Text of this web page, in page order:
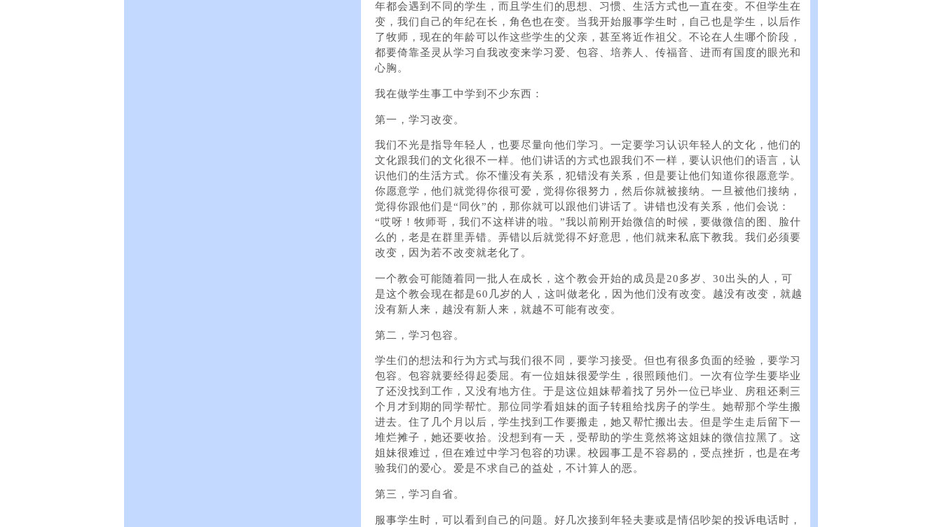
年都会遇到不同的学生，而且学生们的思想、习惯、生活方式也一直在变。不但学生在
变，我们自己的年纪在长，角色也在变。当我开始服事学生时，自己也是学生，以后作
了牧师，现在的年龄可以作这些学生的父亲，甚至将近作祖父。不论在人生哪个阶段，
都要倚靠圣灵从学习自我改变来学习爱、包容、培养人、传福音、进而有国度的眼光和
心胸。
我在做学生事工中学到不少东西：
第一，学习改变。
我们不光是指导年轻人，也要尽量向他们学习。一定要学习认识年轻人的文化，他们的
文化跟我们的文化很不一样。他们讲话的方式也跟我们不一样，要认识他们的语言，认
识他们的生活方式。你不懂没有关系，犯错没有关系，但是要让他们知道你很愿意学。
你愿意学，他们就觉得你很可爱，觉得你很努力，然后你就被接纳。一旦被他们接纳，
觉得你跟他们是“同伙”的，那你就可以跟他们讲话了。讲错也没有关系，他们会说：
“哎呀！牧师哥，我们不这样讲的啦。”我以前刚开始微信的时候，要做微信的图、脸什
么的，老是在群里弄错。弄错以后就觉得不好意思，他们就来私底下教我。我们必须要
改变，因为若不改变就老化了。
一个教会可能随着同一批人在成长，这个教会开始的成员是20多岁、30出头的人，可
是这个教会现在都是60几岁的人，这叫做老化，因为他们没有改变。越没有改变，就越
没有新人来，越没有新人来，就越不可能有改变。
第二，学习包容。
学生们的想法和行为方式与我们很不同，要学习接受。但也有很多负面的经验，要学习
包容。包容就要经得起委屈。有一位姐妹很爱学生，很照顾他们。一次有位学生要毕业
了还没找到工作，又没有地方住。于是这位姐妹帮着找了另外一位已毕业、房租还剩三
个月才到期的同学帮忙。那位同学看姐妹的面子转租给找房子的学生。她帮那个学生搬
进去。住了几个月以后，学生找到工作要搬走，她又帮忙搬出去。但是学生走后留下一
堆烂摊子，她还要收拾。没想到有一天，受帮助的学生竟然将这姐妹的微信拉黑了。这
姐妹很难过，但在难过中学习包容的功课。校园事工是不容易的，受点挫折，也是在考
验我们的爱心。爱是不求自己的益处，不计算人的恶。
第三，学习自省。
服事学生时，可以看到自己的问题。好几次接到年轻夫妻或是情侣吵架的投诉电话时，